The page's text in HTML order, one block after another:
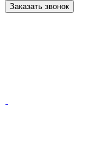
Заказать звонок